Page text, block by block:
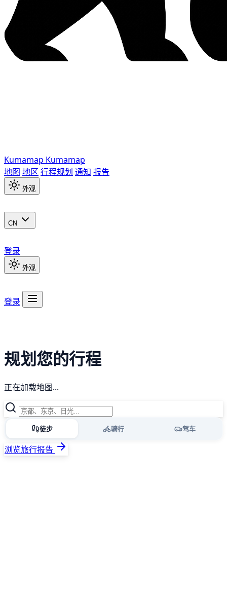
Kumamap Kumamap
地图 地区 行程规划 通知 报告
外观
CN
登录
外观
登录
规划您的行程
正在加载地图...
徒步 骑行 驾车
浏览旅行报告